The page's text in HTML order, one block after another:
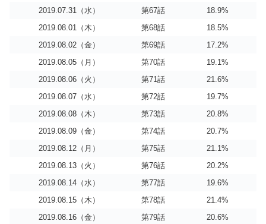
2019.07.31（水）
第67話
18.9%
2019.08.01（木）
第68話
18.5%
2019.08.02（金）
第69話
17.2%
2019.08.05（月）
第70話
19.1%
2019.08.06（火）
第71話
21.6%
2019.08.07（水）
第72話
19.7%
2019.08.08（木）
第73話
20.8%
2019.08.09（金）
第74話
20.7%
2019.08.12（月）
第75話
21.1%
2019.08.13（火）
第76話
20.2%
2019.08.14（水）
第77話
19.6%
2019.08.15（木）
第78話
21.4%
2019.08.16（金）
第79話
20.6%